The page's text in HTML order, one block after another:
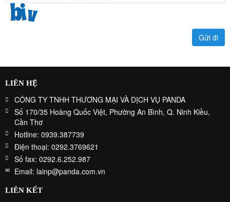
LIÊN HỆ
CÔNG TY TNHH THƯƠNG MẠI VÀ DỊCH VỤ PANDA
Số 170/35 Hoàng Quốc Việt, Phường An Bình, Q. Ninh Kiều,
Cần Thơ
Hotline: 0939.387739
Điện thoại: 0292.3769621
Số fax: 0292.6.252.987
Email: lainp@panda.com.vn
LIÊN KẾT